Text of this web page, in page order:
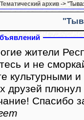
Тематический архив ->
жители
и не
культурными
друзей
Спасибо